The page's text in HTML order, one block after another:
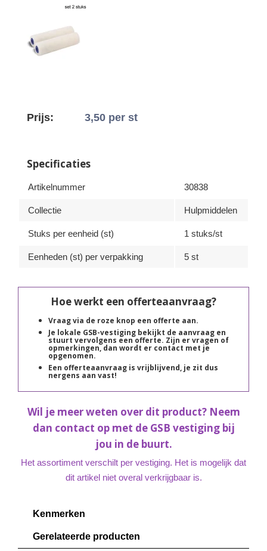
Prijs: 3,50 per st
Specificaties
Artikelnummer 30838
Collectie Hulpmiddelen
Stuks per eenheid (st) 1 stuks/st
Eenheden (st) per verpakking 5 st
Hoe werkt een offerteaanvraag?
Vraag via de roze knop een offerte aan.
Je lokale GSB-vestiging bekijkt de aanvraag en
stuurt vervolgens een offerte. Zijn er vragen of
opmerkingen, dan wordt er contact met je
opgenomen.
Een offerteaanvraag is vrijblijvend, je zit dus
nergens aan vast!
Wil je meer weten over dit product? Neem
dan contact op met de GSB vestiging bij
jou in de buurt.
Het assortiment verschilt per vestiging. Het is mogelijk dat
dit artikel niet overal verkrijgbaar is.
Kenmerken
Gerelateerde producten